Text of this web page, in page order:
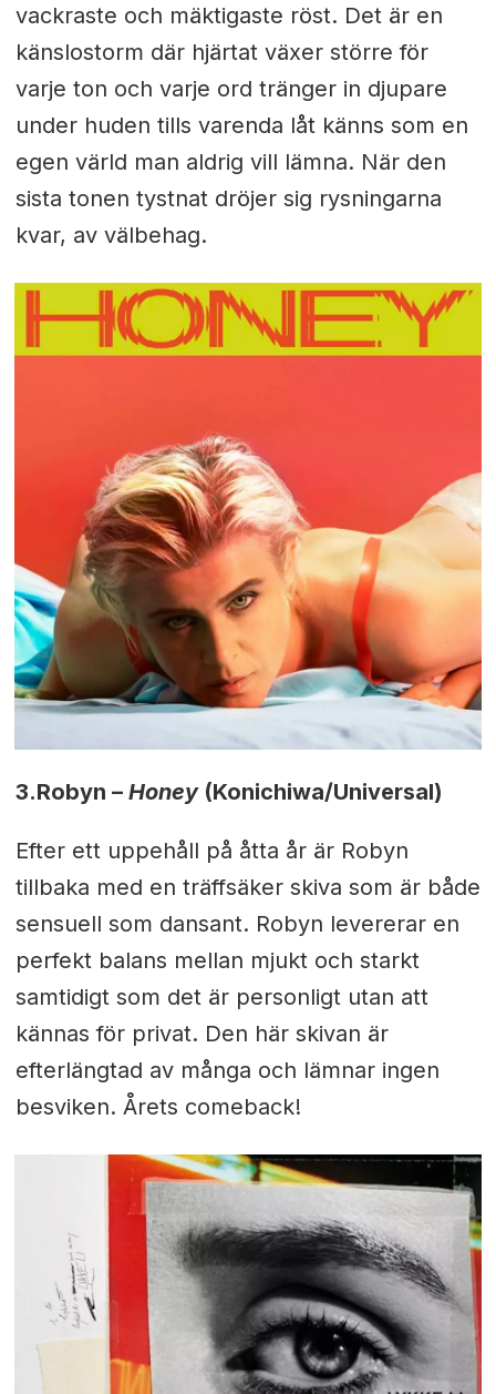
vackraste och mäktigaste röst. Det är en
känslostorm där hjärtat växer större för
varje ton och varje ord tränger in djupare
under huden tills varenda låt känns som en
egen värld man aldrig vill lämna. När den
sista tonen tystnat dröjer sig rysningarna
kvar, av välbehag.
3.Robyn – Honey(Konichiwa/Universal)
Efter ett uppehåll på åtta år är Robyn
tillbaka med en träffsäker skiva som är både
sensuell som dansant. Robyn levererar en
perfekt balans mellan mjukt och starkt
samtidigt som det är personligt utan att
kännas för privat. Den här skivan är
efterlängtad av många och lämnar ingen
besviken. Årets comeback!